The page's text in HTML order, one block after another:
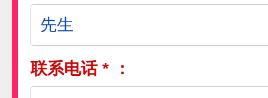
联系电话 * ：